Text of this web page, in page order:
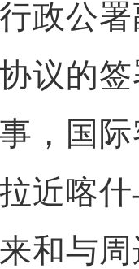
公署
议的
，国
近喀
和与